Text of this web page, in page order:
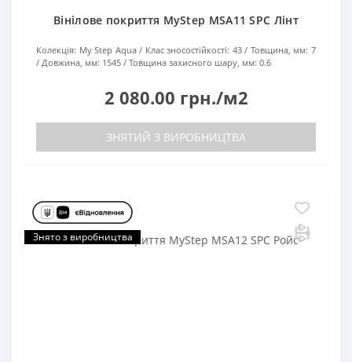
Вінілове покриття MyStep MSA11 SPC Лінт
Колекція: My Step Aqua Клас зносостійкості: 43 Товщина, мм: 7
Довжина, мм: 1545 Товщина захисного шару, мм: 0.6
2 080.00 грн./м2
ЗНЯТИЙ З ВИРОБНИЦТВА
Знято з виробництва